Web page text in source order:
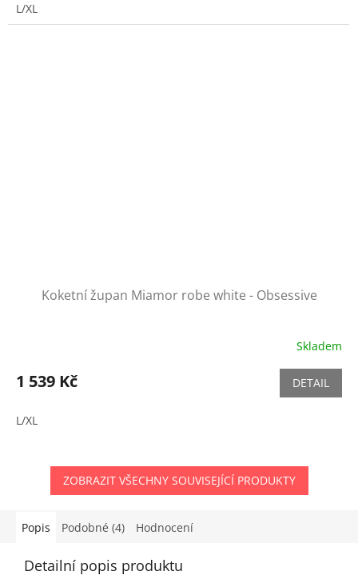
L/XL
Koketní župan Miamor robe white - Obsessive
Skladem
1 539 Kč DETAIL
L/XL
ZOBRAZIT VŠECHNY SOUVISEJÍCÍ PRODUKTY
Popis Podobné (4) Hodnocení
Detailní popis produktu